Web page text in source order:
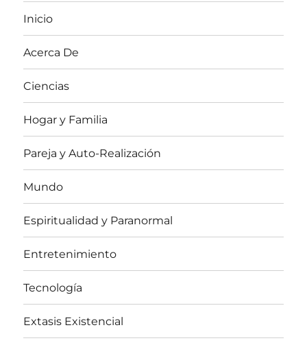
Inicio
Acerca De
Ciencias
Hogar y Familia
Pareja y Auto-Realización
Mundo
Espiritualidad y Paranormal
Entretenimiento
Tecnología
Extasis Existencial